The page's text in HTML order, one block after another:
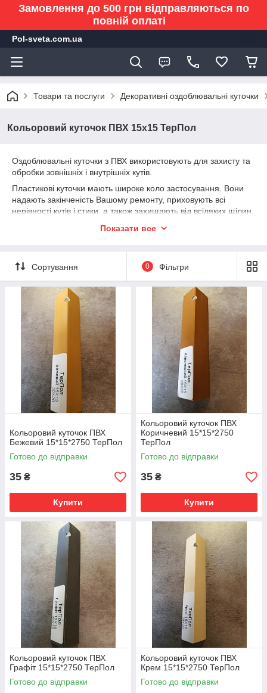
Замовлення до 500 грн відправляються по
повній оплаті
Pol-sveta.com.ua
Товари та послуги Декоративні оздоблювальні куточки
Кольоровий куточок ПВХ 15х15 ТерПол
Оздоблювальні куточки з ПВХ використовують для захисту та
обробки зовнішніх і внутрішніх кутів.
Пластикові куточки мають широке коло застосування. Вони
надають закінченість Вашому ремонту, приховують всі
нерівності кутів і стики, а також захищають від всіляких щілин.
Оздоблювальні куточки з ПВХ дуже зручні у своєму
внутрішніх, так і для зовнішніх кутів стіни. Завдяки тому, що
пластиковий куточок, його можна легко відрізати під розмір
звичайними ножицями.
Показати все
Сортування 0 Фільтри
Кольоровий куточок ПВХ
Бежевий 15*15*2750 ТерПол
Готово до відправки
35 ₴
Купити
Кольоровий куточок ПВХ
Коричневий 15*15*2750
ТерПол
Готово до відправки
35 ₴
Купити
Кольоровий куточок ПВХ
Графіт 15*15*2750 ТерПол
Готово до відправки
Кольоровий куточок ПВХ
Крем 15*15*2750 ТерПол
Готово до відправки